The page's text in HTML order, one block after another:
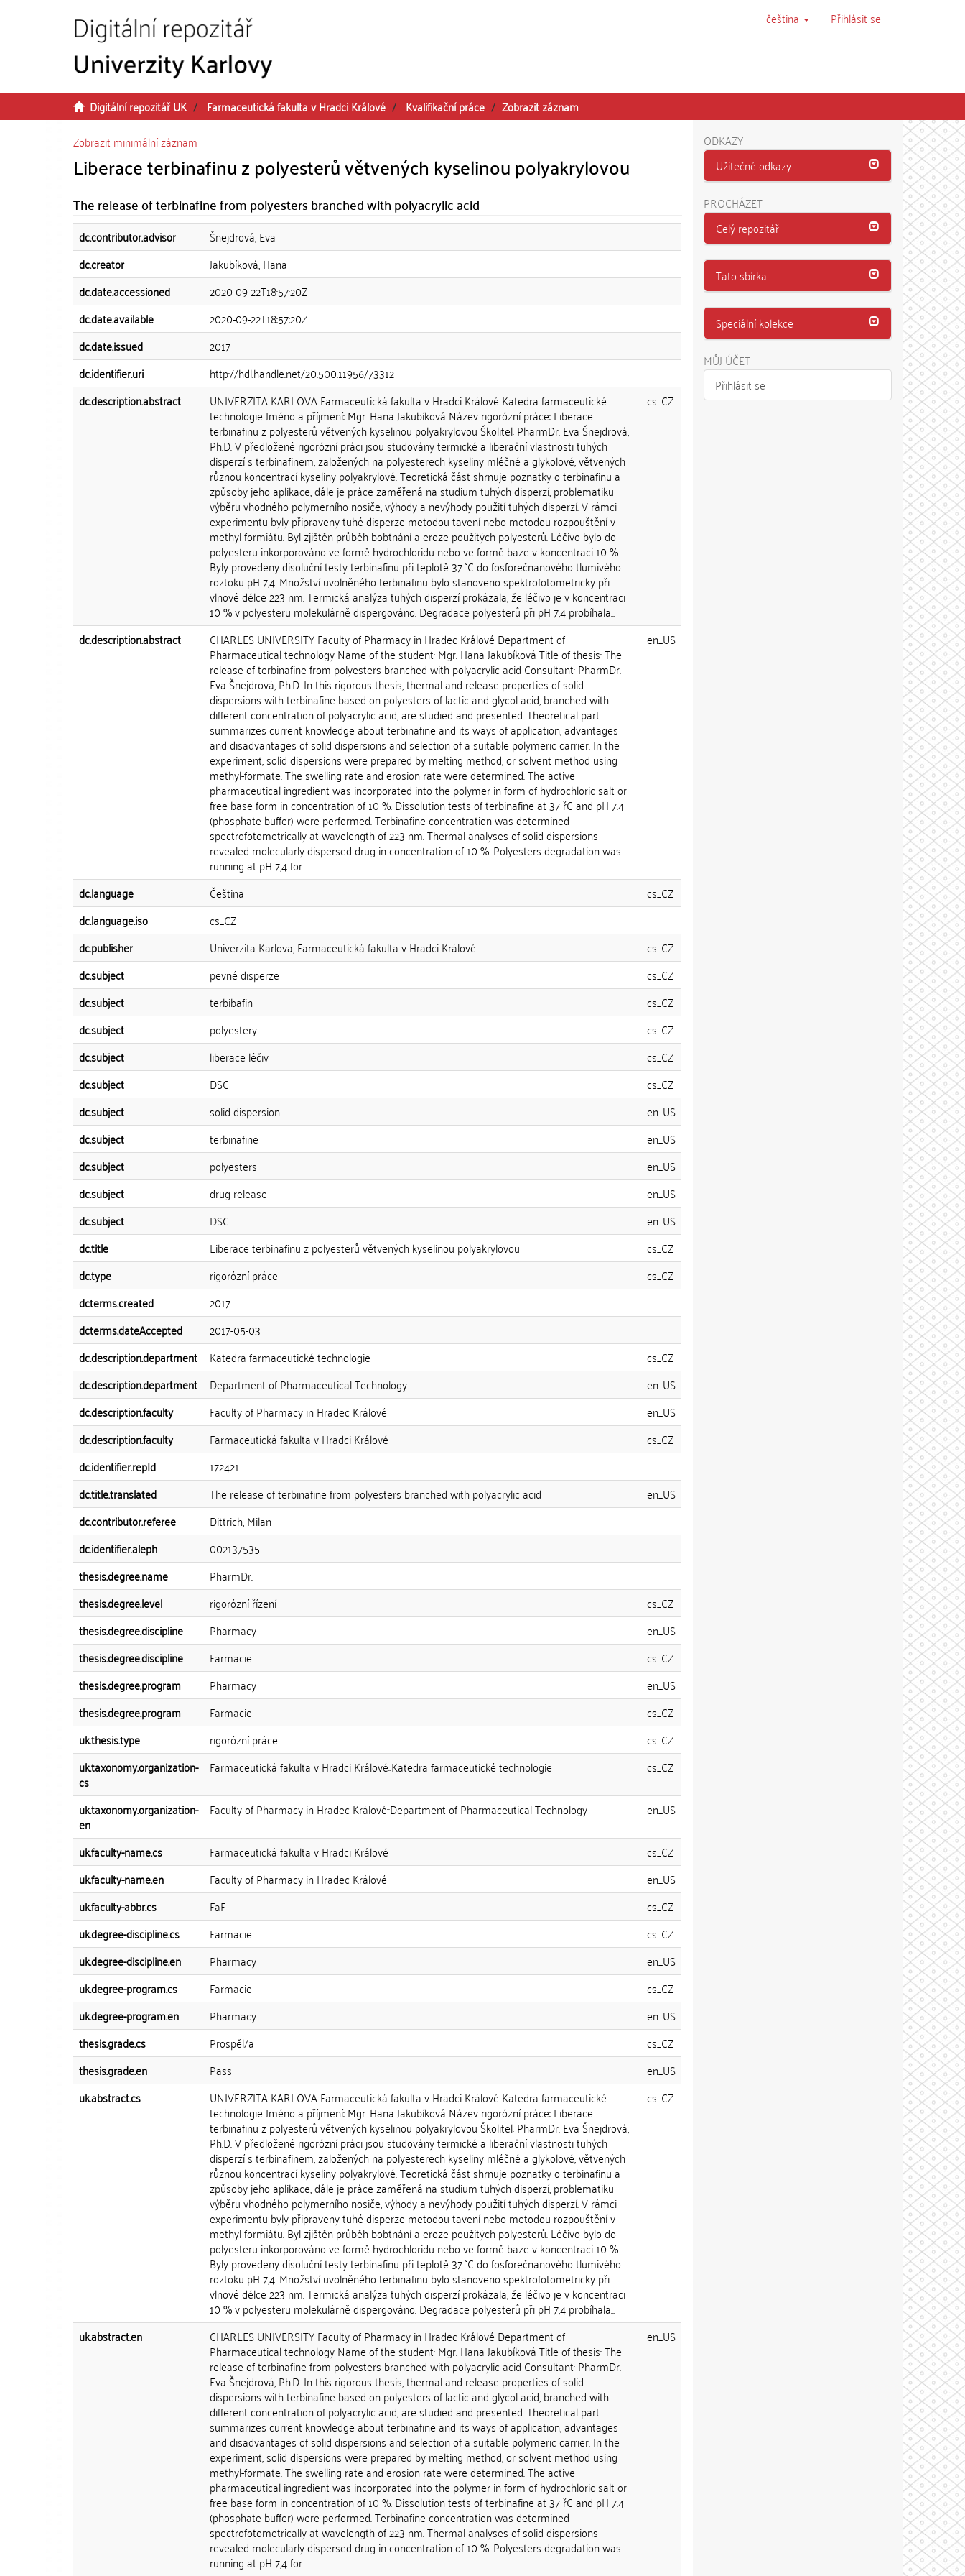
čeština Přihlásit se
Digitální repozitář UK Farmaceutická fakulta v Hradci Králové Kvalifikační práce
Zobrazit záznam
Zobrazit minimální záznam
Liberace terbinafinu z polyesterů větvených kyselinou polyakrylovou
The release of terbinafine from polyesters branched with polyacrylic acid
dc.contributor.advisor
Šnejdrová, Eva
dc.creator
Jakubíková, Hana
dc.date.accessioned
2020-09-22T18:57:20Z
dc.date.available
2020-09-22T18:57:20Z
dc.date.issued
2017
dc.identifier.uri
http://hdl.handle.net/20.500.11956/73312
dc.description.abstract
UNIVERZITA KARLOVA Farmaceutická fakulta v Hradci Králové Katedra farmaceutické
technologie Jméno a příjmení: Mgr. Hana Jakubíková Název rigorózní práce: Liberace
terbinafinu z polyesterů větvených kyselinou polyakrylovou Školitel: PharmDr. Eva Šnejdrová,
Ph.D. V předložené rigorózní práci jsou studovány termické a liberační vlastnosti tuhých
disperzí s terbinafinem, založených na polyesterech kyseliny mléčné a glykolové, větvených
různou koncentrací kyseliny polyakrylové. Teoretická část shrnuje poznatky o terbinafinu a
způsoby jeho aplikace, dále je práce zaměřená na studium tuhých disperzí, problematiku
výběru vhodného polymerního nosiče, výhody a nevýhody použití tuhých disperzí. V rámci
experimentu byly připraveny tuhé disperze metodou tavení nebo metodou rozpouštění v
methyl-formiátu. Byl zjištěn průběh bobtnání a eroze použitých polyesterů. Léčivo bylo do
polyesteru inkorporováno ve formě hydrochloridu nebo ve formě baze v koncentraci 10 %.
Byly provedeny disoluční testy terbinafinu při teplotě 37 ˚C do fosforečnanového tlumivého
roztoku pH 7,4. Množství uvolněného terbinafinu bylo stanoveno spektrofotometricky při
vlnové délce 223 nm. Termická analýza tuhých disperzí prokázala, že léčivo je v koncentraci
10 % v polyesteru molekulárně dispergováno. Degradace polyesterů při pH 7,4 probíhala...
cs_CZ
dc.description.abstract CHARLES UNIVERSITY Faculty of Pharmacy in Hradec Králové Department of
Pharmaceutical technology Name of the student: Mgr. Hana Jakubíková Title of thesis: The
release of terbinafine from polyesters branched with polyacrylic acid Consultant: PharmDr.
Eva Šnejdrová, Ph.D. In this rigorous thesis, thermal and release properties of solid
dispersions with terbinafine based on polyesters of lactic and glycol acid, branched with
different concentration of polyacrylic acid, are studied and presented. Theoretical part
summarizes current knowledge about terbinafine and its ways of application, advantages
and disadvantages of solid dispersions and selection of a suitable polymeric carrier. In the
experiment, solid dispersions were prepared by melting method, or solvent method using
methyl-formate. The swelling rate and erosion rate were determined. The active
pharmaceutical ingredient was incorporated into the polymer in form of hydrochloric salt or
free base form in concentration of 10 %. Dissolution tests of terbinafine at 37 řC and pH 7.4
(phosphate buffer) were performed. Terbinafine concentration was determined
spectrofotometrically at wavelength of 223 nm. Thermal analyses of solid dispersions
revealed molecularly dispersed drug in concentration of 10 %. Polyesters degradation was
running at pH 7,4 for...
en_US
dc.language Čeština
cs_CZ
dc.language.iso
cs_CZ
dc.publisher
Univerzita Karlova, Farmaceutická fakulta v Hradci Králové
cs_CZ
dc.subject
pevné disperze
cs_CZ
dc.subject
terbibafin
cs_CZ
dc.subject
polyestery
cs_CZ
dc.subject
liberace léčiv
cs_CZ
dc.subject
DSC
cs_CZ
dc.subject
solid dispersion
en_US
dc.subject
terbinafine
en_US
dc.subject
polyesters
en_US
dc.subject
drug release
en_US
dc.subject
DSC
en_US
dc.title
Liberace terbinafinu z polyesterů větvených kyselinou polyakrylovou
cs_CZ
dc.type
rigorózní práce
cs_CZ
dcterms.created
2017
dcterms.dateAccepted
2017-05-03
dc.description.department
Katedra farmaceutické technologie
cs_CZ
dc.description.department
Department of Pharmaceutical Technology
en_US
dc.description.faculty
Faculty of Pharmacy in Hradec Králové
en_US
dc.description.faculty
Farmaceutická fakulta v Hradci Králové
cs_CZ
dc.identifier.repId
172421
dc.title.translated
The release of terbinafine from polyesters branched with polyacrylic acid
en_US
dc.contributor.referee
Dittrich, Milan
dc.identifier.aleph
002137535
thesis.degree.name
PharmDr.
thesis.degree.level
rigorózní řízení
cs_CZ
thesis.degree.discipline
Pharmacy
en_US
thesis.degree.discipline
Farmacie
cs_CZ
thesis.degree.program
Pharmacy
en_US
thesis.degree.program
Farmacie
cs_CZ
uk.thesis.type
rigorózní práce
cs_CZ
uk.taxonomy.organization-
cs
Farmaceutická fakulta v Hradci Králové::Katedra farmaceutické technologie cs_CZ
uk.taxonomy.organization-
en
Faculty of Pharmacy in Hradec Králové::Department of Pharmaceutical Technology en_US
uk.faculty-name.cs Farmaceutická fakulta v Hradci Králové
cs_CZ
uk.faculty-name.en
Faculty of Pharmacy in Hradec Králové
en_US
uk.faculty-abbr.cs
FaF
cs_CZ
uk.degree-discipline.cs
Farmacie
cs_CZ
uk.degree-discipline.en
Pharmacy
en_US
uk.degree-program.cs
Farmacie
cs_CZ
uk.degree-program.en
Pharmacy
en_US
thesis.grade.cs
Prospěl/a
cs_CZ
thesis.grade.en
Pass
en_US
uk.abstract.cs
UNIVERZITA KARLOVA Farmaceutická fakulta v Hradci Králové Katedra farmaceutické
technologie Jméno a příjmení: Mgr. Hana Jakubíková Název rigorózní práce: Liberace
terbinafinu z polyesterů větvených kyselinou polyakrylovou Školitel: PharmDr. Eva Šnejdrová,
Ph.D. V předložené rigorózní práci jsou studovány termické a liberační vlastnosti tuhých
disperzí s terbinafinem, založených na polyesterech kyseliny mléčné a glykolové, větvených
různou koncentrací kyseliny polyakrylové. Teoretická část shrnuje poznatky o terbinafinu a
způsoby jeho aplikace, dále je práce zaměřená na studium tuhých disperzí, problematiku
výběru vhodného polymerního nosiče, výhody a nevýhody použití tuhých disperzí. V rámci
experimentu byly připraveny tuhé disperze metodou tavení nebo metodou rozpouštění v
methyl-formiátu. Byl zjištěn průběh bobtnání a eroze použitých polyesterů. Léčivo bylo do
polyesteru inkorporováno ve formě hydrochloridu nebo ve formě baze v koncentraci 10 %.
Byly provedeny disoluční testy terbinafinu při teplotě 37 ˚C do fosforečnanového tlumivého
roztoku pH 7,4. Množství uvolněného terbinafinu bylo stanoveno spektrofotometricky při
vlnové délce 223 nm. Termická analýza tuhých disperzí prokázala, že léčivo je v koncentraci
10 % v polyesteru molekulárně dispergováno. Degradace polyesterů při pH 7,4 probíhala...
cs_CZ
uk.abstract.en CHARLES UNIVERSITY Faculty of Pharmacy in Hradec Králové Department of
Pharmaceutical technology Name of the student: Mgr. Hana Jakubíková Title of thesis: The
release of terbinafine from polyesters branched with polyacrylic acid Consultant: PharmDr.
Eva Šnejdrová, Ph.D. In this rigorous thesis, thermal and release properties of solid
dispersions with terbinafine based on polyesters of lactic and glycol acid, branched with
different concentration of polyacrylic acid, are studied and presented. Theoretical part
summarizes current knowledge about terbinafine and its ways of application, advantages
and disadvantages of solid dispersions and selection of a suitable polymeric carrier. In the
experiment, solid dispersions were prepared by melting method, or solvent method using
methyl-formate. The swelling rate and erosion rate were determined. The active
pharmaceutical ingredient was incorporated into the polymer in form of hydrochloric salt or
free base form in concentration of 10 %. Dissolution tests of terbinafine at 37 řC and pH 7.4
(phosphate buffer) were performed. Terbinafine concentration was determined
spectrofotometrically at wavelength of 223 nm. Thermal analyses of solid dispersions
revealed molecularly dispersed drug in concentration of 10 %. Polyesters degradation was
running at pH 7,4 for...
en_US
ODKAZY
Užitečné odkazy
PROCHÁZET
Celý repozitář
Tato sbírka
Speciální kolekce
MŮJ ÚČET
Přihlásit se